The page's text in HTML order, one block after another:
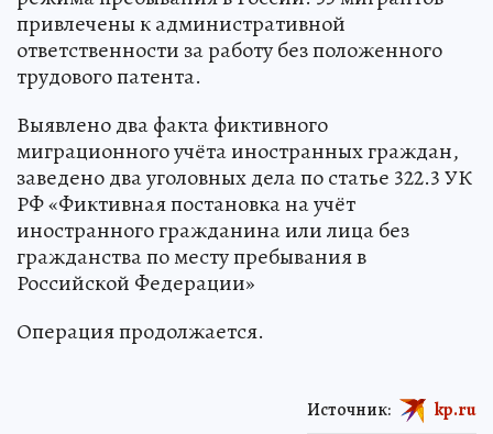
привлечены к административной
ответственности за работу без положенного
трудового патента.
Выявлено два факта фиктивного
миграционного учёта иностранных граждан,
заведено два уголовных дела по статье 322.3 УК
РФ «Фиктивная постановка на учёт
иностранного гражданина или лица без
гражданства по месту пребывания в
Российской Федерации»
Операция продолжается.
Источник: kp.ru